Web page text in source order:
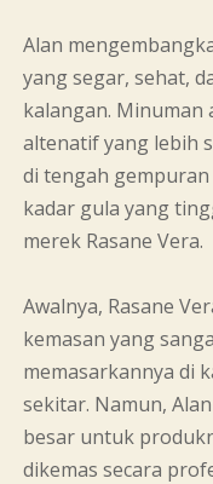
Alan
yang segar, sehat,
kalangan. Minuman
altenatif yang lebih
di tengah
kadar gula yang
merek Rasane Vera.
Awalnya, Rasane
kemasan yang
memasarkannya di
sekitar. Namun,
besar untuk
dikemas secara